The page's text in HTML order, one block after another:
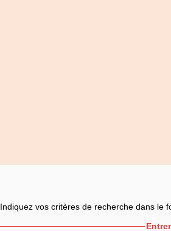
Indiquez vos critères de recherche dans le